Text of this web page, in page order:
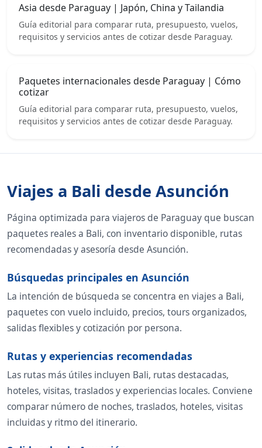
Asia desde Paraguay | Japón, China y Tailandia
Guía editorial para comparar ruta, presupuesto, vuelos,
requisitos y servicios antes de cotizar desde Paraguay.
Paquetes internacionales desde Paraguay | Cómo
cotizar
Guía editorial para comparar ruta, presupuesto, vuelos,
requisitos y servicios antes de cotizar desde Paraguay.
Viajes a Bali desde Asunción
Página optimizada para viajeros de Paraguay que buscan
paquetes reales a Bali, con inventario disponible, rutas
recomendadas y asesoría desde Asunción.
Búsquedas principales en Asunción
La intención de búsqueda se concentra en viajes a Bali,
paquetes con vuelo incluido, precios, tours organizados,
salidas flexibles y cotización por persona.
Rutas y experiencias recomendadas
Las rutas más útiles incluyen Bali, rutas destacadas,
hoteles, visitas, traslados y experiencias locales. Conviene
comparar número de noches, traslados, hoteles, visitas
incluidas y ritmo del itinerario.